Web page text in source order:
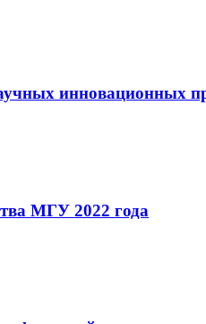
инновационных
МГУ 2022 года